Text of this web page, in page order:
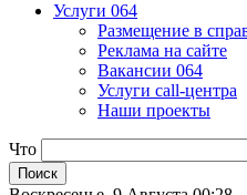
Услуги 064
Размещение в
Реклама на сайте
Вакансии 064
Услуги call-центра
Наши проекты
Что